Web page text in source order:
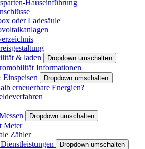
Hauseinführung
oder Ladesäule
& laden
Dropdown umschalten
Informationen
Dropdown umschalten
erneuerbare Energien?
Dropdown umschalten
Meter
Zähler
Dropdown umschalten